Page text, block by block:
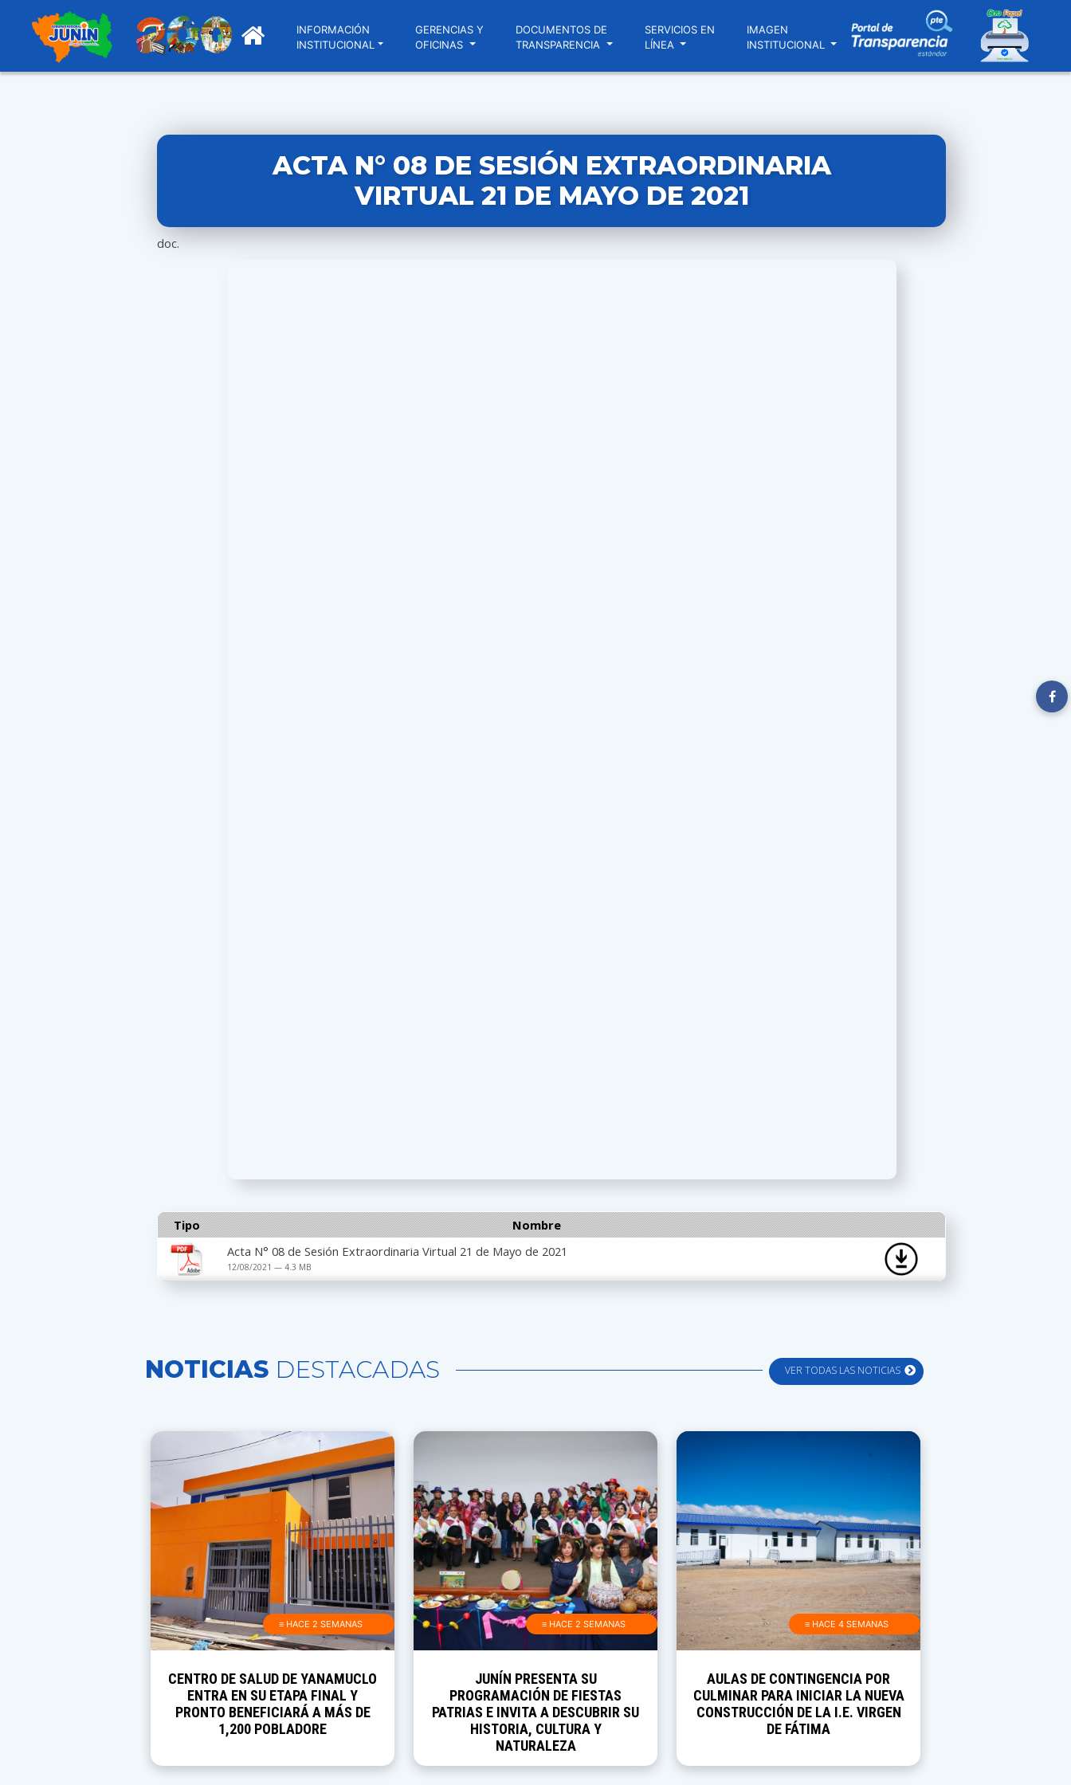
INFORMACIÓN
INSTITUCIONAL
GERENCIAS Y
OFICINAS
DOCUMENTOS DE
TRANSPARENCIA
SERVICIOS EN
LÍNEA
IMAGEN
INSTITUCIONAL
ACTA N° 08 DE SESIÓN EXTRAORDINARIA
VIRTUAL 21 DE MAYO DE 2021
doc.
Tipo
Nombre
Acta N° 08 de Sesión Extraordinaria Virtual 21 de Mayo de 2021
12/08/2021 — 4.3 MB
VER TODAS LAS NOTICIAS
NOTICIAS DESTACADAS
≡ HACE 2 SEMANAS
CENTRO DE SALUD DE YANAMUCLO
ENTRA EN SU ETAPA FINAL Y
PRONTO BENEFICIARÁ A MÁS DE
1,200 POBLADORE
≡ HACE 2 SEMANAS
JUNÍN PRESENTA SU
PROGRAMACIÓN DE FIESTAS
PATRIAS E INVITA A DESCUBRIR SU
HISTORIA, CULTURA Y
NATURALEZA
≡ HACE 4 SEMANAS
AULAS DE CONTINGENCIA POR
CULMINAR PARA INICIAR LA NUEVA
CONSTRUCCIÓN DE LA I.E. VIRGEN
DE FÁTIMA